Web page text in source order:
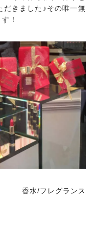
だきました♪その唯一無
！
香水/フレグランス